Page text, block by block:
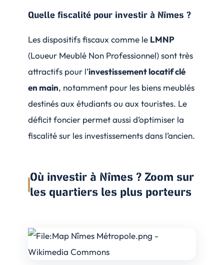
Quelle fiscalité pour investir à Nîmes ?
Les dispositifs fiscaux comme le LMNP
(Loueur Meublé Non Professionnel) sont très
attractifs pour l’investissement locatif clé
en main, notamment pour les biens meublés
destinés aux étudiants ou aux touristes. Le
déficit foncier permet aussi d’optimiser la
fiscalité sur les investissements dans l’ancien.
Où investir à Nîmes ? Zoom sur
les quartiers les plus porteurs